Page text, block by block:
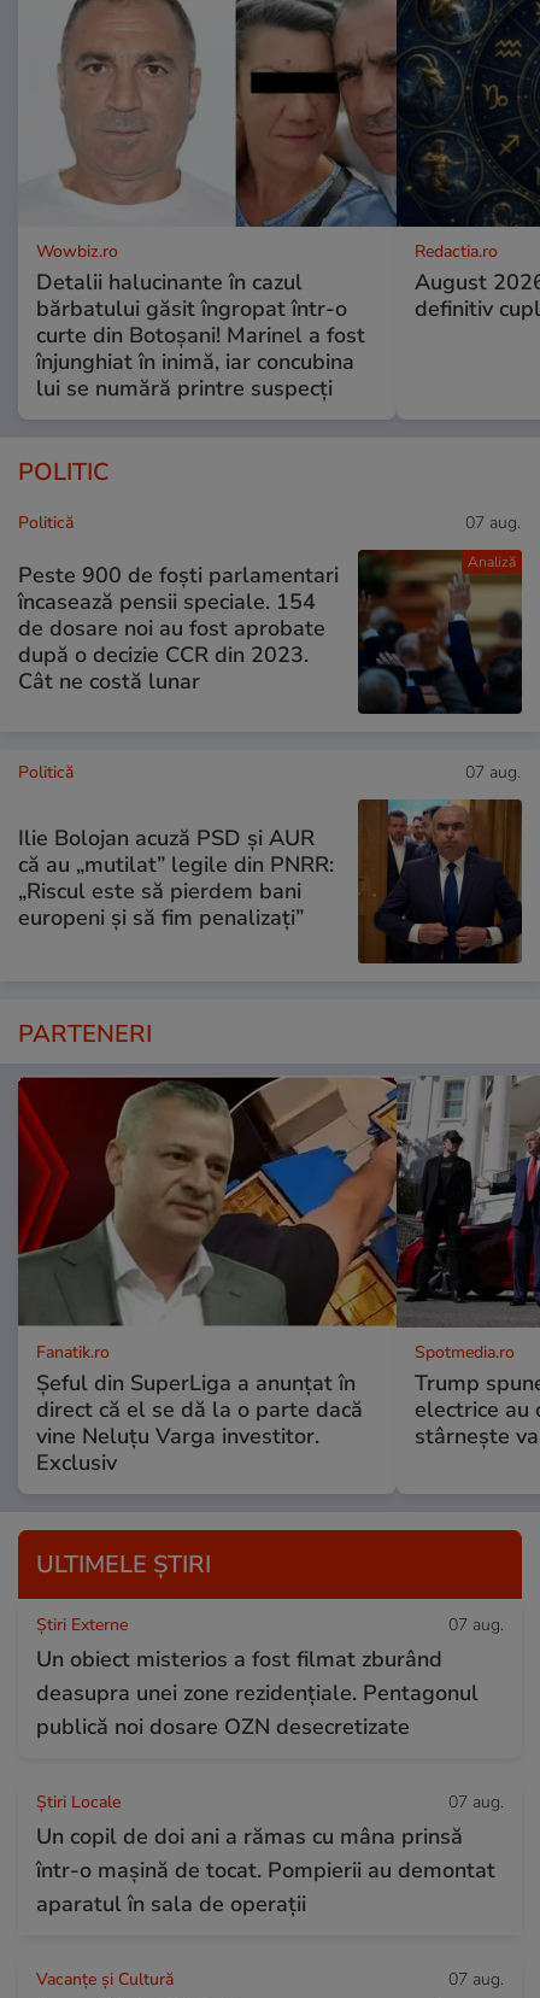
Wowbiz.ro
Detalii halucinante în cazul
bărbatului găsit îngropat într-o
curte din Botoșani! Marinel a fost
înjunghiat în inimă, iar concubina
lui se numără printre suspecți
Redactia.ro
August
definitiv
POLITIC
Analiză
Politică 07 aug.
Peste 900 de foști parlamentari
încasează pensii speciale. 154
de dosare noi au fost aprobate
după o decizie CCR din 2023.
Cât ne costă lunar
Politică 07 aug.
Ilie Bolojan acuză PSD și AUR
că au „mutilat” legile din PNRR:
„Riscul este să pierdem bani
europeni și să fim penalizați”
PARTENERI
Fanatik.ro
Șeful din SuperLiga a anunțat în
direct că el se dă la o parte dacă
vine Neluțu Varga investitor.
Exclusiv
Spotmedia.ro
Trump
electrice au
stârnește
ULTIMELE ȘTIRI
Știri Externe 07 aug.
Un obiect misterios a fost filmat zburând
deasupra unei zone rezidențiale. Pentagonul
publică noi dosare OZN desecretizate
Știri Locale 07 aug.
Un copil de doi ani a rămas cu mâna prinsă
într-o mașină de tocat. Pompierii au demontat
aparatul în sala de operații
Vacanțe și Cultură 07 aug.